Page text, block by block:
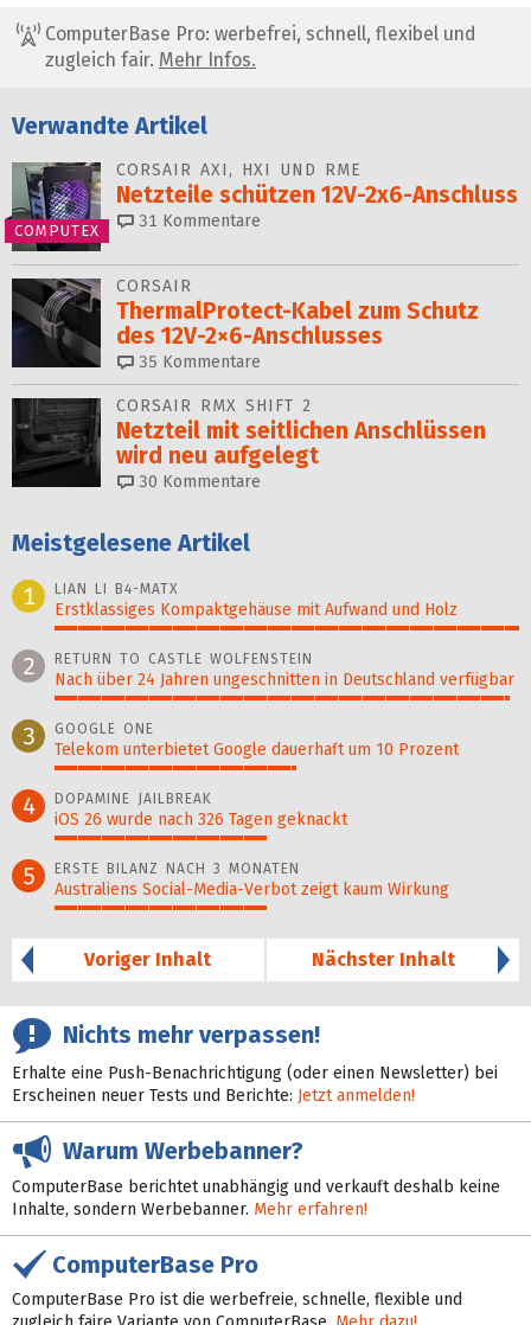
ComputerBase Pro: werbefrei, schnell, flexibel und
zugleich fair. Mehr Infos.
Verwandte Artikel
COMPUTEX
CORSAIR AXI, HXI UND RME
Netzteile schützen 12V-2x6-Anschluss
31 Kommentare
CORSAIR
ThermalProtect-Kabel zum Schutz
des 12V-2×6-Anschlusses
35 Kommentare
CORSAIR RMX SHIFT 2
Netzteil mit seitlichen Anschlüssen
wird neu aufgelegt
30 Kommentare
Meistgelesene Artikel
1
LIAN LI B4-MATX
Erstklassiges Kompaktgehäuse mit Aufwand und Holz
100%
2 RETURN TO CASTLE WOLFENSTEIN
Nach über 24 Jahren ungeschnitten in Deutschland verfügbar
98%
3 GOOGLE ONE
Telekom unterbietet Google dauerhaft um 10 Prozent
52%
4 DOPAMINE JAILBREAK
iOS 26 wurde nach 326 Tagen geknackt
46%
5 ERSTE BILANZ NACH 3 MONATEN
Australiens Social-Media-Verbot zeigt kaum Wirkung
46%
Voriger Inhalt
Nächster Inhalt
Nichts mehr verpassen!
Erhalte eine Push-Benachrichtigung (oder einen Newsletter) bei
Erscheinen neuer Tests und Berichte: Jetzt anmelden!
Warum Werbebanner?
ComputerBase berichtet unabhängig und verkauft deshalb keine
Inhalte, sondern Werbebanner. Mehr erfahren!
ComputerBase Pro
ComputerBase Pro ist die werbefreie, schnelle, flexible und